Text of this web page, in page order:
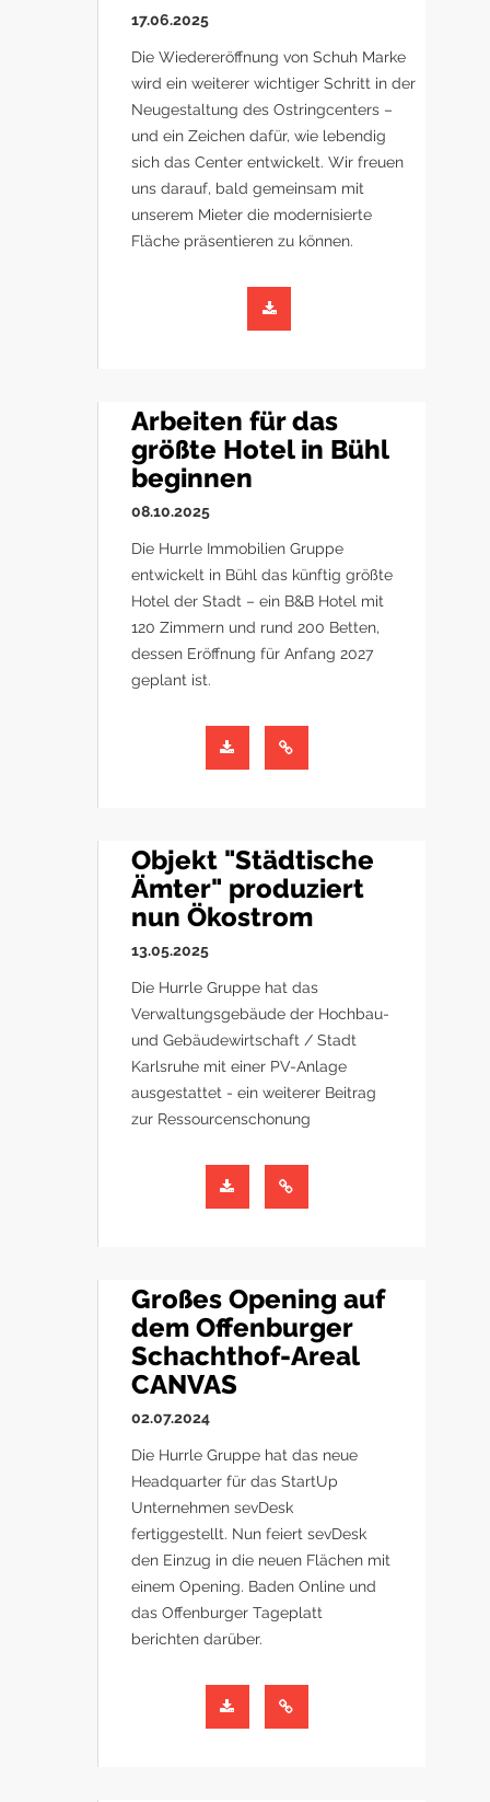
17.06.2025
Die Wiedereröffnung von Schuh Marke
wird ein weiterer wichtiger Schritt in der
Neugestaltung des Ostringcenters –
und ein Zeichen dafür, wie lebendig
sich das Center entwickelt. Wir freuen
uns darauf, bald gemeinsam mit
unserem Mieter die modernisierte
Fläche präsentieren zu können.
Arbeiten für das
größte Hotel in Bühl
beginnen
08.10.2025
Die Hurrle Immobilien Gruppe
entwickelt in Bühl das künftig größte
Hotel der Stadt – ein B&B Hotel mit
120 Zimmern und rund 200 Betten,
dessen Eröffnung für Anfang 2027
geplant ist.
Objekt "Städtische
Ämter" produziert
nun Ökostrom
13.05.2025
Die Hurrle Gruppe hat das
Verwaltungsgebäude der Hochbau-
und Gebäudewirtschaft / Stadt
Karlsruhe mit einer PV-Anlage
ausgestattet - ein weiterer Beitrag
zur Ressourcenschonung
Großes Opening auf
dem Offenburger
Schachthof-Areal
CANVAS
02.07.2024
Die Hurrle Gruppe hat das neue
Headquarter für das StartUp
Unternehmen sevDesk
fertiggestellt. Nun feiert sevDesk
den Einzug in die neuen Flächen mit
einem Opening. Baden Online und
das Offenburger Tageplatt
berichten darüber.